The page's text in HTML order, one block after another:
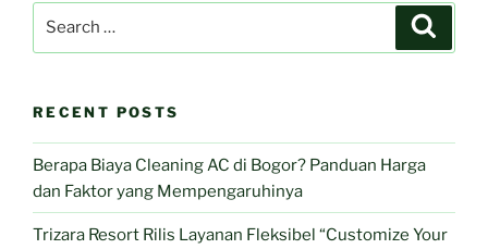
RECENT POSTS
Berapa Biaya Cleaning AC di Bogor? Panduan Harga
dan Faktor yang Mempengaruhinya
Trizara Resort Rilis Layanan Fleksibel “Customize Your